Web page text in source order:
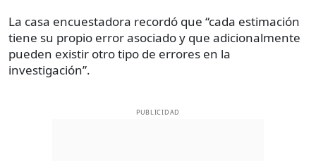
La casa encuestadora recordó que “cada estimación
tiene su propio error asociado y que adicionalmente
pueden existir otro tipo de errores en la
investigación”.
PUBLICIDAD